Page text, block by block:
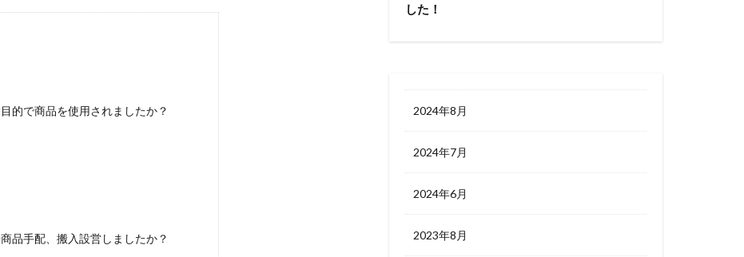
的で商品を使用されましたか？
品手配、搬入設営しましたか？
した！
2024年8月
2024年7月
2024年6月
2023年8月